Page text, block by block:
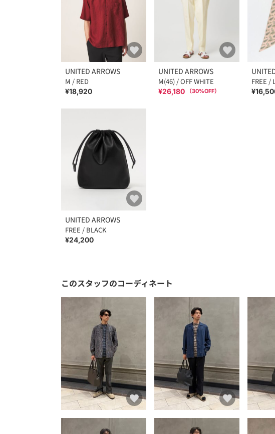
UNITED ARROWS
M / RED
¥18,920
UNITED ARROWS
M(46) / OFF WHITE
¥26,180 （30%OFF）
FREE /
UNITED ARROWS
FREE / BLACK
¥24,200
このスタッフのコーディネート